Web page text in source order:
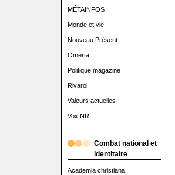
MÉTAINFOS
Monde et vie
Nouveau Présent
Omerta
Politique magazine
Rivarol
Valeurs actuelles
Vox NR
Combat national et
identitaire
Academia christiana